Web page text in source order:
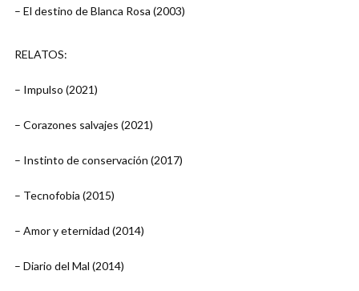
– El destino de Blanca Rosa (2003)
RELATOS:
– Impulso (2021)
– Corazones salvajes (2021)
– Instinto de conservación (2017)
– Tecnofobia (2015)
– Amor y eternidad (2014)
– Diario del Mal (2014)